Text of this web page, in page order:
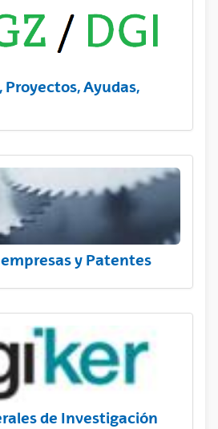
Proyectos, Ayudas,
y Patentes
de Investigación